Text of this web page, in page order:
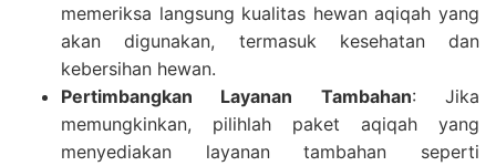
memeriksa langsung kualitas hewan aqiqah yang
akan digunakan, termasuk kesehatan dan
kebersihan hewan.
Pertimbangkan Layanan Tambahan: Jika
memungkinkan, pilihlah paket aqiqah yang
menyediakan layanan tambahan seperti